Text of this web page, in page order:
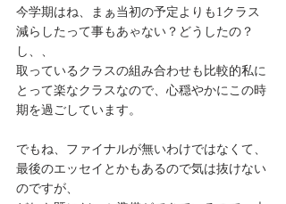
今学期はね、まぁ当初の予定よりも1クラス
減らしたって事もあゃない？どうしたの？
し、、
取っているクラスの組み合わせも比較的私に
とって楽なクラスなので、心穏やかにこの時
期を過ごしています。
でもね、ファイナルが無いわけではなくて、
最後のエッセイとかもあるので気は抜けない
のですが、